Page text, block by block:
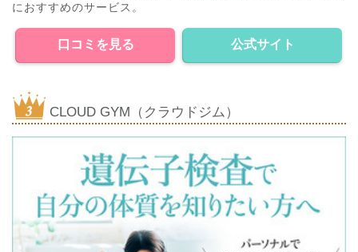
におすすめのサービス。
口コミを見る 公式サイト
CLOUD GYM（クラウドジム）